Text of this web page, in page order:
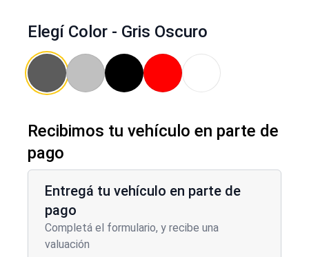
Elegí Color - Gris Oscuro
Gris OscuroPlata Negro Rojo Blanco
Recibimos tu vehículo en parte de
pago
Entregá tu vehículo en parte de
pago
Completá el formulario, y recibe una
valuación